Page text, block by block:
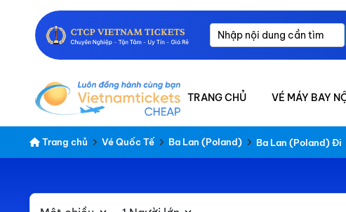
TRANG CHỦ VÉ MÁY BAY
Trang chủ Vé Quốc Tế Ba Lan (Poland) Ba Lan (Poland) Đi